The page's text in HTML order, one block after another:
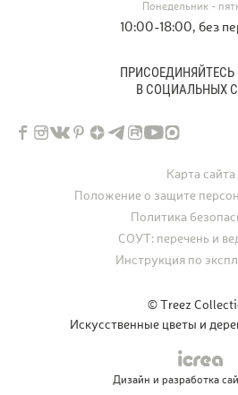
Понедельник -
10:00-18:00, без
ПРИСОЕДИНЯЙТЕСЬ
В СОЦИАЛЬНЫХ
© Treez
Искусственные цветы и
Карта сайта
Положение о защите
Политика
СОУТ: перечень и
Инструкция по
Дизайн и разработка